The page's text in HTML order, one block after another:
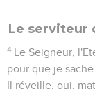
Le serviteur
4 Le Seigneur,
pour que je
Il réveille, oui,